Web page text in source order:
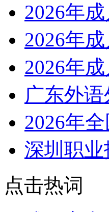
2026年
2026年
2026年
广东外
2026年
深圳职
点击热词